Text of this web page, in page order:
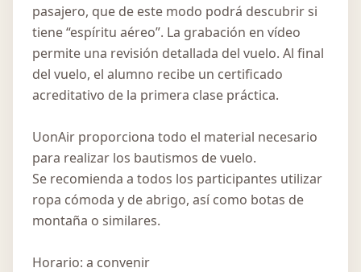
pasajero, que de este modo podrá descubrir si
tiene “espíritu aéreo”. La grabación en vídeo
permite una revisión detallada del vuelo. Al final
del vuelo, el alumno recibe un certificado
acreditativo de la primera clase práctica.
UonAir proporciona todo el material necesario
para realizar los bautismos de vuelo.
Se recomienda a todos los participantes utilizar
ropa cómoda y de abrigo, así como botas de
montaña o similares.
Horario: a convenir